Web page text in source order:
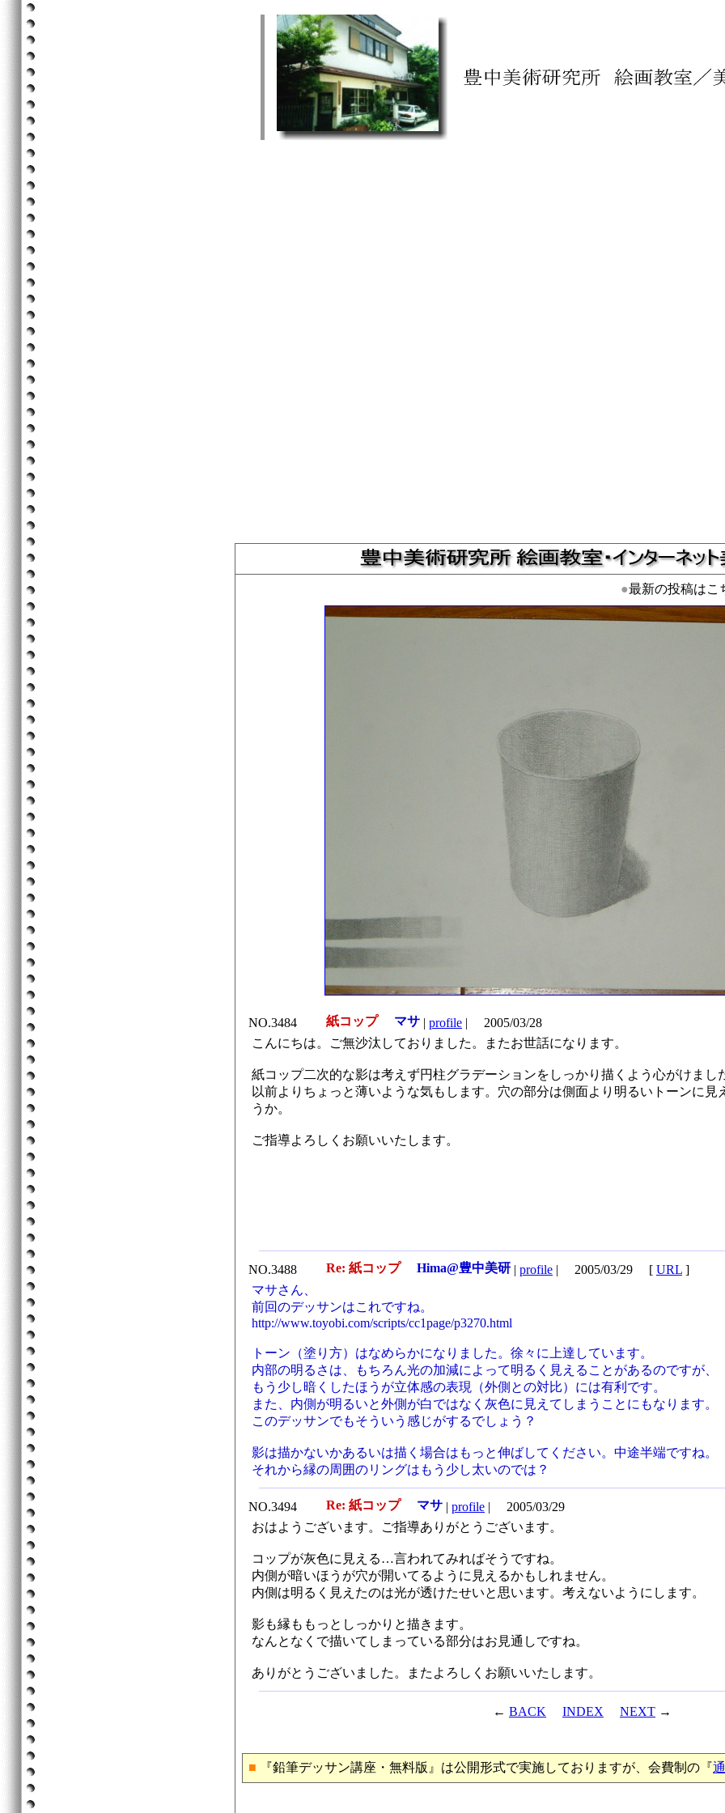
●最新の投稿は
NO.3484 紙コップ マサ | profile |
2005/03/28
こんにちは。ご無沙汰しておりました。またお世話になります。
紙コップ二次的な影は考えず円柱グラデーションをしっかり描くよう心がけまし
以前よりちょっと薄いような気もします。穴の部分は側面より明るいトーンに
うか。
ご指導よろしくお願いいたします。
NO.3488 Re: 紙コップ Hima@豊中美研 | profile | 2005/03/29 [ URL ]
マサさん、
前回のデッサンはこれですね。
http://www.toyobi.com/scripts/cc1page/p3270.html
トーン（塗り方）はなめらかになりました。徐々に上達しています。
内部の明るさは、もちろん光の加減によって明るく見えることがあるのですが、
もう少し暗くしたほうが立体感の表現（外側との対比）には有利です。
また、内側が明るいと外側が白ではなく灰色に見えてしまうことにもなります。
このデッサンでもそういう感じがするでしょう？
影は描かないかあるいは描く場合はもっと伸ばしてください。中途半端ですね。
それから縁の周囲のリングはもう少し太いのでは？
NO.3494 Re: 紙コップ マサ | profile |
2005/03/29
おはようございます。ご指導ありがとうございます。
コップが灰色に見える…言われてみればそうですね。
内側が暗いほうが穴が開いてるように見えるかもしれません。
内側は明るく見えたのは光が透けたせいと思います。考えないようにします。
影も縁ももっとしっかりと描きます。
なんとなくで描いてしまっている部分はお見通しですね。
ありがとうございました。またよろしくお願いいたします。
← BACK INDEX NEXT →
■ 『鉛筆デッサン講座・無料版』は公開形式で実施しておりますが、会費制の『